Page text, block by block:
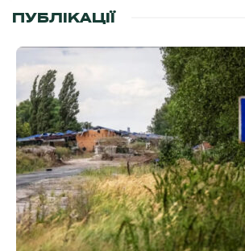
ПУБЛІКАЦІЇ